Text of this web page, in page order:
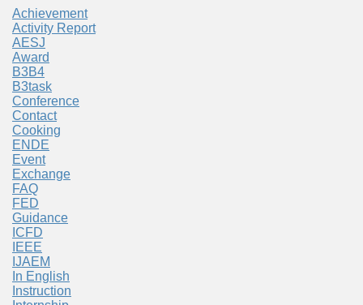
Achievement
Activity Report
AESJ
Award
B3B4
B3task
Conference
Contact
Cooking
ENDE
Event
Exchange
FAQ
FED
Guidance
ICFD
IEEE
IJAEM
In English
Instruction